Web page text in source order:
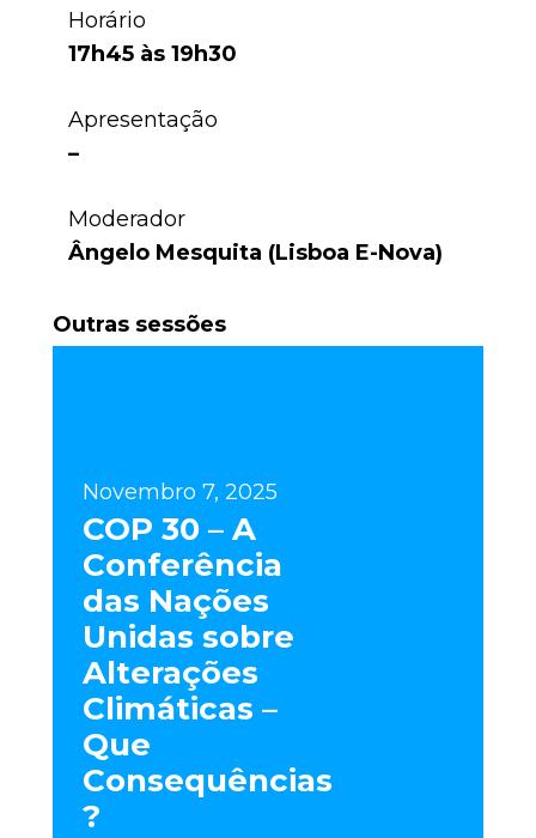
Horário
17h45 às 19h30
Apresentação
–
Moderador
Ângelo Mesquita (Lisboa E-Nova)
Outras sessões
Novembro 7, 2025
COP 30 – A
Conferência
das Nações
Unidas sobre
Alterações
Climáticas –
Que
Consequências
?